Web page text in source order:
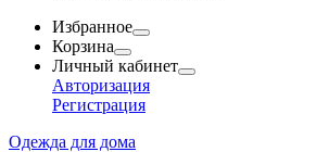
Избранное
Корзина
Личный кабинет
Авторизация
Регистрация
Одежда для дома